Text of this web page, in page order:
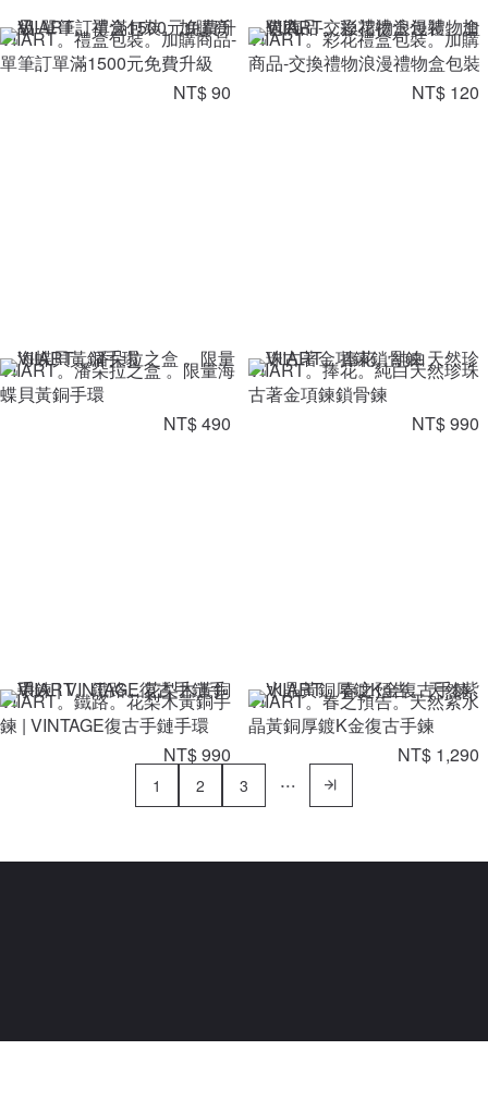
VIIART。禮盒包裝。加購商品-
單筆訂單滿1500元免費升級
NT$ 90
VIIART。彩花禮盒包裝。加購
商品-交換禮物浪漫禮物盒包裝
NT$ 120
VIIART。潘朵拉之盒 。限量海
蝶貝黃銅手環
NT$ 490
VIIART。捧花。純白天然珍珠
古著金項鍊鎖骨鍊
NT$ 990
VIIART。鐵路。花梨木黃銅手
鍊 | VINTAGE復古手鏈手環
NT$ 990
VIIART。春之預告。天然紫水
晶黃銅厚鍍K金復古手鍊
NT$ 1,290
1 2 3